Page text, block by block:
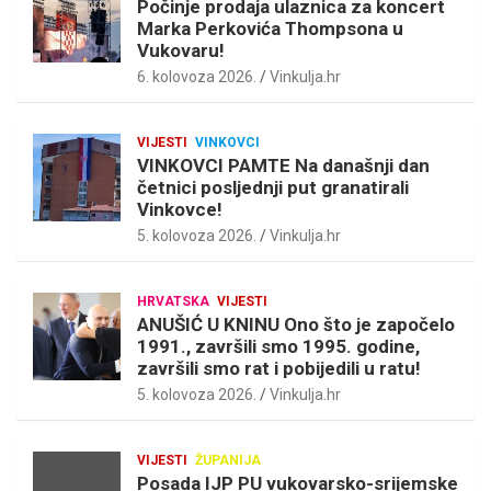
Počinje prodaja ulaznica za koncert
Marka Perkovića Thompsona u
Vukovaru!
6. kolovoza 2026. Vinkulja.hr
VIJESTI VINKOVCI
VINKOVCI PAMTE Na današnji dan
četnici posljednji put granatirali
Vinkovce!
5. kolovoza 2026. Vinkulja.hr
HRVATSKA VIJESTI
ANUŠIĆ U KNINU Ono što je započelo
1991., završili smo 1995. godine,
završili smo rat i pobijedili u ratu!
5. kolovoza 2026. Vinkulja.hr
VIJESTI ŽUPANIJA
Posada IJP PU vukovarsko-srijemske